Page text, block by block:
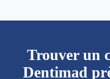
Trouver un
Dentimad